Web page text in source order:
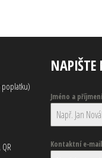
Jméno a
Kontaktní e-mail